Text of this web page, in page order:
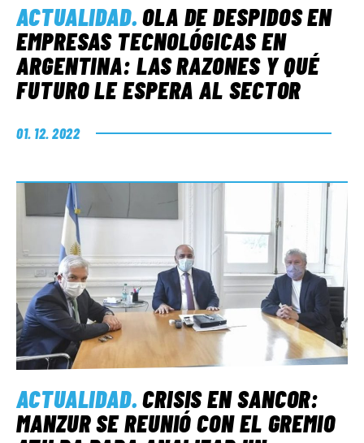
ACTUALIDAD.OLA DE DESPIDOS EN
EMPRESAS TECNOLÓGICAS EN
ARGENTINA: LAS RAZONES Y QUÉ
FUTURO LE ESPERA AL SECTOR
01. 12. 2022
ACTUALIDAD.CRISIS EN SANCOR:
MANZUR SE REUNIÓ CON EL GREMIO